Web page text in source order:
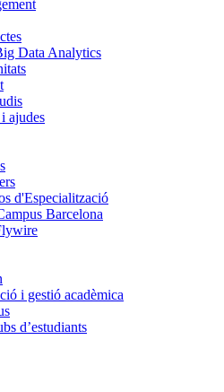
Data Analytics
ajudes
d'Especialització
Barcelona
i gestió acadèmica
d’estudiants